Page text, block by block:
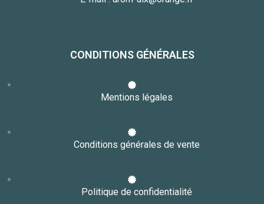
CONDITIONS GÉNÉRALES
Mentions légales
Conditions générales de vente
Politique de confidentialité